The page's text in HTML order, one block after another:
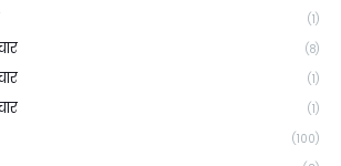
(1)
(8)
(1)
(1)
(100)